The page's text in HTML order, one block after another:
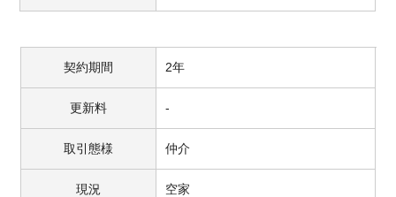
契約期間 2年
更新料 -
取引態様 仲介
現況 空家